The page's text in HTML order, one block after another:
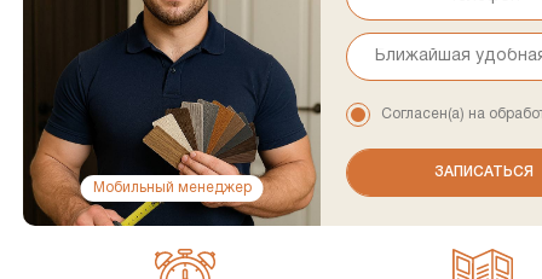
Мобильный менеджер
Согласен(а) на